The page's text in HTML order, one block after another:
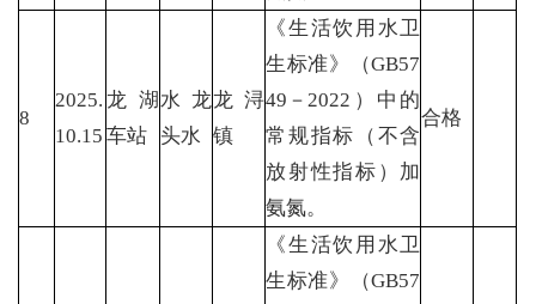
8
2025.
10.15
龙湖
车站
水龙
头水
龙浔
镇
《生活饮用水卫
生标准》（GB57
49－2022）中的
常规指标（不含
放射性指标）加
氨氮。
合格
《生活饮用水卫
生标准》（GB57